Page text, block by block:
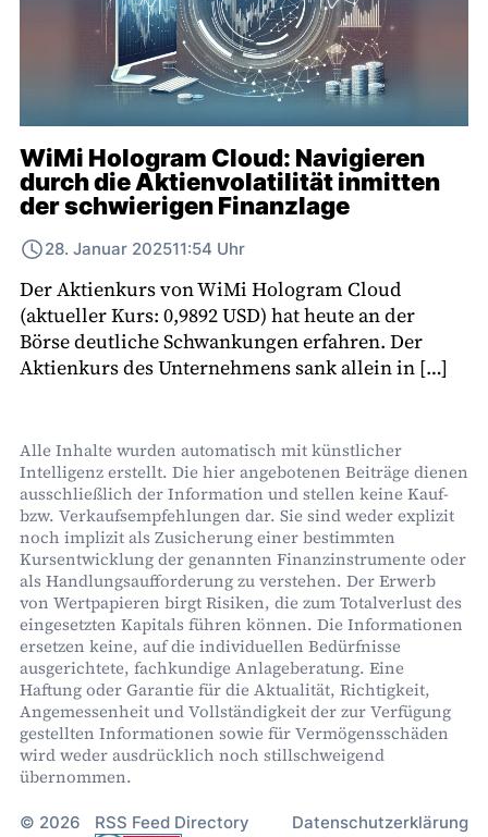
WiMi Hologram Cloud: Navigieren
durch die Aktienvolatilität inmitten
der schwierigen Finanzlage
28. Januar 202511:54 Uhr
Der Aktienkurs von WiMi Hologram Cloud
(aktueller Kurs: 0,9892 USD) hat heute an der
Börse deutliche Schwankungen erfahren. Der
Aktienkurs des Unternehmens sank allein in […]
Alle Inhalte wurden automatisch mit künstlicher
Intelligenz erstellt. Die hier angebotenen Beiträge dienen
ausschließlich der Information und stellen keine Kauf-
bzw. Verkaufsempfehlungen dar. Sie sind weder explizit
noch implizit als Zusicherung einer bestimmten
Kursentwicklung der genannten Finanzinstrumente oder
als Handlungsaufforderung zu verstehen. Der Erwerb
von Wertpapieren birgt Risiken, die zum Totalverlust des
eingesetzten Kapitals führen können. Die Informationen
ersetzen keine, auf die individuellen Bedürfnisse
ausgerichtete, fachkundige Anlageberatung. Eine
Haftung oder Garantie für die Aktualität, Richtigkeit,
Angemessenheit und Vollständigkeit der zur Verfügung
gestellten Informationen sowie für Vermögensschäden
wird weder ausdrücklich noch stillschweigend
übernommen.
© 2026 RSS Feed Directory Datenschutzerklärung